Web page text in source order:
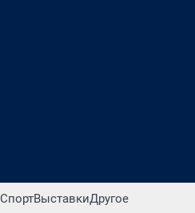
СпортВыставкиДругое